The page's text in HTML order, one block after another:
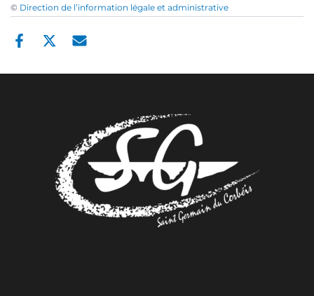
© Direction de l’information légale et administrative